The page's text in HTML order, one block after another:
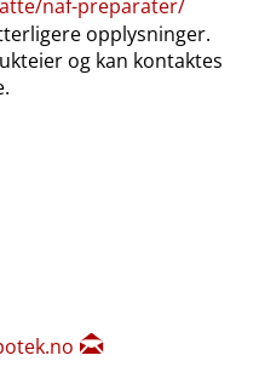
​naf-preparater​/​
opplysninger.
og kan kontaktes